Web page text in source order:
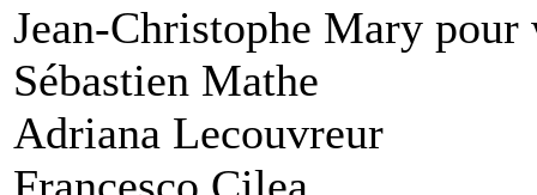
Jean-Christophe Mary
Sébastien Mathe
Adriana Lecouvreur